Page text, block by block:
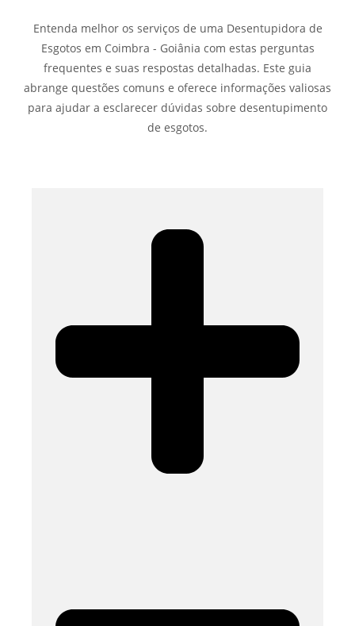
Entenda melhor os serviços de uma Desentupidora de
Esgotos em Coimbra - Goiânia com estas perguntas
frequentes e suas respostas detalhadas. Este guia
abrange questões comuns e oferece informações valiosas
para ajudar a esclarecer dúvidas sobre desentupimento
de esgotos.